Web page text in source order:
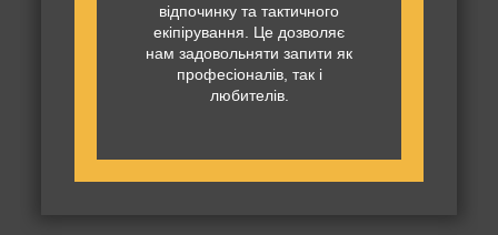
відпочинку та тактичного
екіпірування. Це дозволяє
нам задовольняти запити як
професіоналів, так і
любителів.